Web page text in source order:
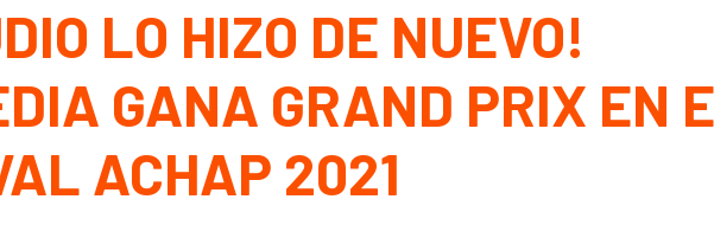
LO HIZO DE NUEVO!
GANA GRAND PRIX EN
ACHAP 2021